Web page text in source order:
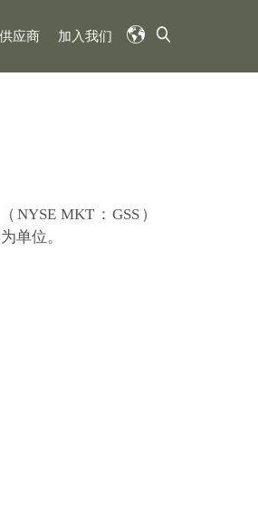
供应商 加入我们
NYSE MKT：GSS）
单位。